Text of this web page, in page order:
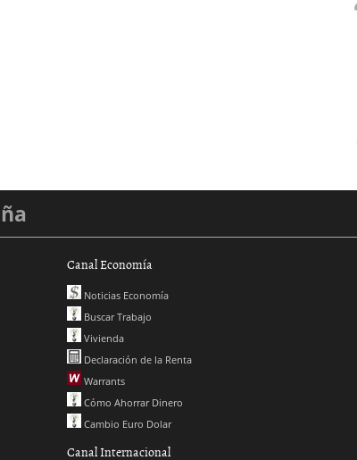
Canal Economía
Noticias Economía
Buscar Trabajo
Vivienda
Declaración de la Renta
Warrants
Cómo Ahorrar Dinero
Cambio Euro Dolar
Canal Internacional